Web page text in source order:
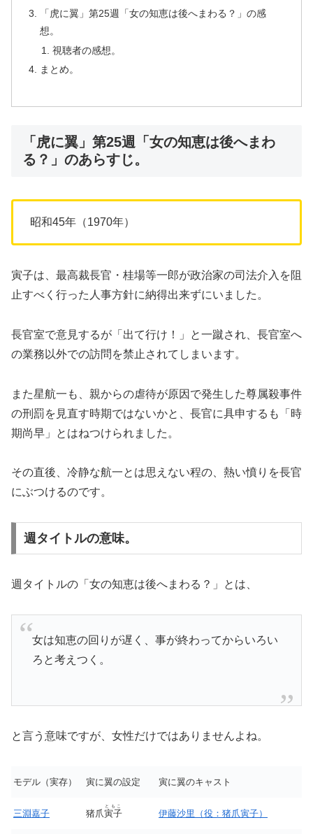
「虎に翼」第25週「女の知恵は後へまわる？」の感
想。
視聴者の感想。
まとめ。
「虎に翼」第25週「女の知恵は後へまわ
る？」のあらすじ。
昭和45年（1970年）
寅子は、最高裁長官・桂場等一郎が政治家の司法介入を阻
止すべく行った人事方針に納得出来ずにいました。
長官室で意見するが「出て行け！」と一蹴され、長官室へ
の業務以外での訪問を禁止されてしまいます。
また星航一も、親からの虐待が原因で発生した尊属殺事件
の刑罰を見直す時期ではないかと、長官に具申するも「時
期尚早」とはねつけられました。
その直後、冷静な航一とは思えない程の、熱い憤りを長官
にぶつけるのです。
週タイトルの意味。
週タイトルの「女の知恵は後へまわる？」とは、
女は知恵の回りが遅く、事が終わってからいろい
ろと考えつく。
と言う意味ですが、女性だけではありませんよね。
モデル（実存） 寅に翼の設定 寅に翼のキャスト
三淵嘉子 猪爪寅子
ともこ
伊藤沙里（役：猪爪寅子）